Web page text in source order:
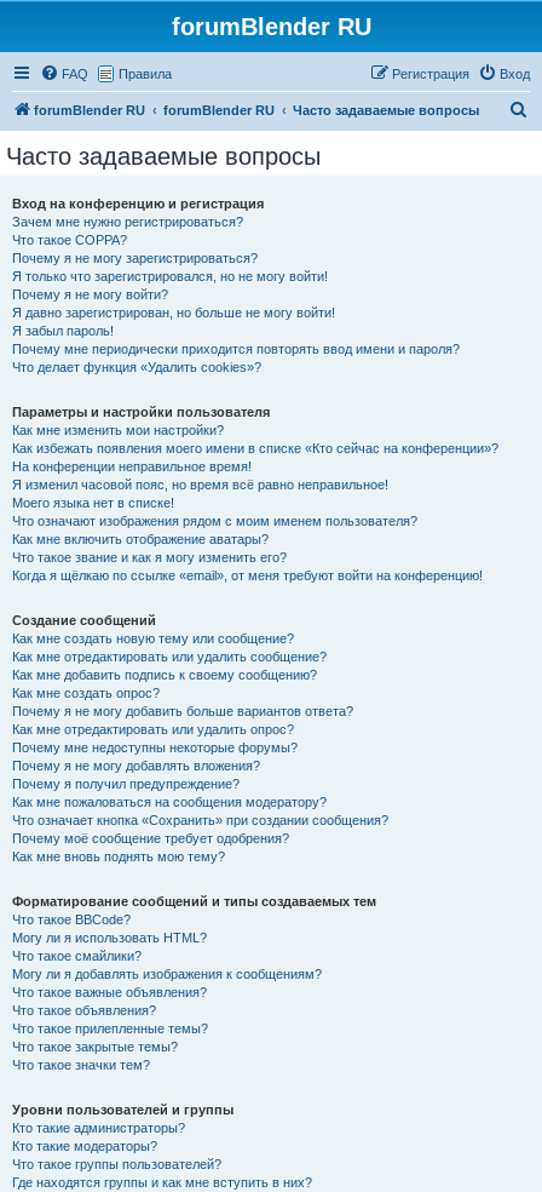
forumBlender RU
FAQ Правила Вход
Регистрация
forumBlender RU forumBlender RU Часто задаваемые вопросы
Часто задаваемые вопросы
Вход на конференцию и регистрация
Зачем мне нужно регистрироваться?
Что такое COPPA?
Почему я не могу зарегистрироваться?
Я только что зарегистрировался, но не могу войти!
Почему я не могу войти?
Я давно зарегистрирован, но больше не могу войти!
Я забыл пароль!
Почему мне периодически приходится повторять ввод имени и пароля?
Что делает функция «Удалить cookies»?
Параметры и настройки пользователя
Как мне изменить мои настройки?
Как избежать появления моего имени в списке «Кто сейчас на конференции»?
На конференции неправильное время!
Я изменил часовой пояс, но время всё равно неправильное!
Моего языка нет в списке!
Что означают изображения рядом с моим именем пользователя?
Как мне включить отображение аватары?
Что такое звание и как я могу изменить его?
Когда я щёлкаю по ссылке «email», от меня требуют войти на конференцию!
Создание сообщений
Как мне создать новую тему или сообщение?
Как мне отредактировать или удалить сообщение?
Как мне добавить подпись к своему сообщению?
Как мне создать опрос?
Почему я не могу добавить больше вариантов ответа?
Как мне отредактировать или удалить опрос?
Почему мне недоступны некоторые форумы?
Почему я не могу добавлять вложения?
Почему я получил предупреждение?
Как мне пожаловаться на сообщения модератору?
Что означает кнопка «Сохранить» при создании сообщения?
Почему моё сообщение требует одобрения?
Как мне вновь поднять мою тему?
Форматирование сообщений и типы создаваемых тем
Что такое BBCode?
Могу ли я использовать HTML?
Что такое смайлики?
Могу ли я добавлять изображения к сообщениям?
Что такое важные объявления?
Что такое объявления?
Что такое прилепленные темы?
Что такое закрытые темы?
Что такое значки тем?
Уровни пользователей и группы
Кто такие администраторы?
Кто такие модераторы?
Что такое группы пользователей?
Где находятся группы и как мне вступить в них?